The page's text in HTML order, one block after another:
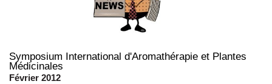
Symposium International d'Aromathérapie et Plantes
Médicinales
Février 2012